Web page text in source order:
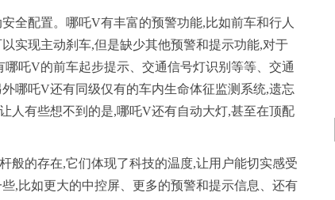
全配置。哪吒V有丰富的预警功能,比如前车和行人
实现主动刹车,但是缺少其他预警和提示功能,对于
吒V的前车起步提示、交通信号灯识别等等、交通
哪吒V还有同级仅有的车内生命体征监测系统,遗忘
人有些想不到的是,哪吒V还有自动大灯,甚至在顶配
般的存在,它们体现了科技的温度,让用户能切实感受
,比如更大的中控屏、更多的预警和提示信息、还有